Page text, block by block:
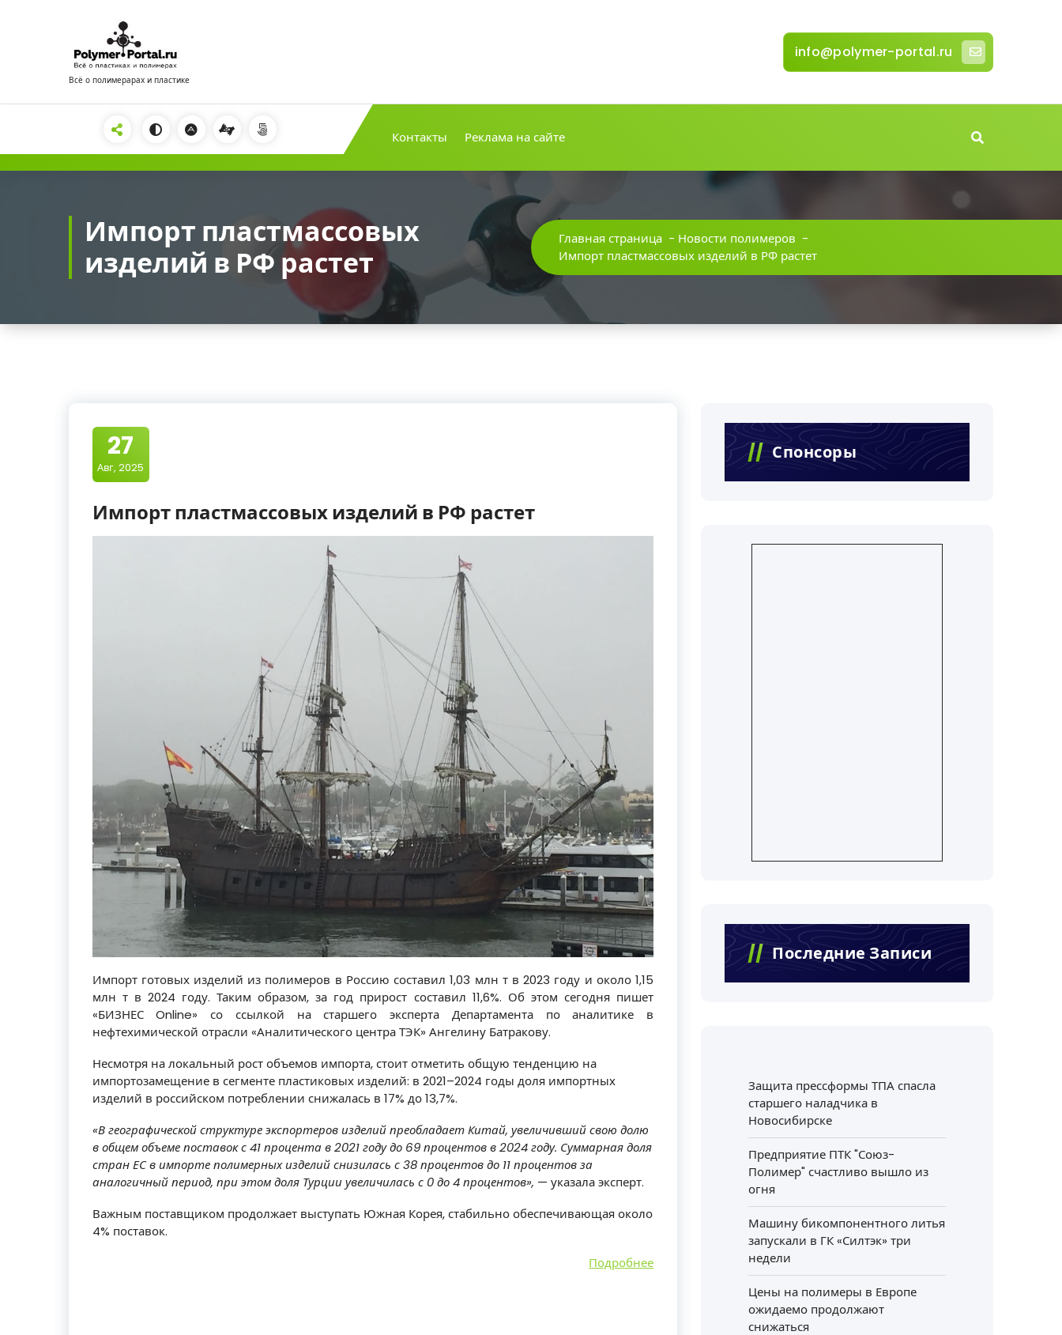
Всё о полимерарах и пластике
info@polymer-portal.ru
Контакты Реклама на сайте
Импорт пластмассовых
изделий в РФ растет
Главная страница - Новости полимеров -
Импорт пластмассовых изделий в РФ растет
27
Авг, 2025
Импорт пластмассовых изделий в РФ растет
Импорт готовых изделий из полимеров в Россию составил 1,03 млн т в 2023 году и около 1,15
млн т в 2024 году. Таким образом, за год прирост составил 11,6%. Об этом сегодня пишет
«БИЗНЕС Online» со ссылкой на старшего эксперта Департамента по аналитике в
нефтехимической отрасли «Аналитического центра ТЭК» Ангелину Батракову.
Несмотря на локальный рост объемов импорта, стоит отметить общую тенденцию на
импортозамещение в сегменте пластиковых изделий: в 2021–2024 годы доля импортных
изделий в российском потреблении снижалась в 17% до 13,7%.
«В географической структуре экспортеров изделий преобладает Китай, увеличивший свою долю
в общем объеме поставок с 41 процента в 2021 году до 69 процентов в 2024 году. Суммарная доля
стран ЕС в импорте полимерных изделий снизилась с 38 процентов до 11 процентов за
аналогичный период, при этом доля Турции увеличилась с 0 до 4 процентов», — указала эксперт.
Важным поставщиком продолжает выступать Южная Корея, стабильно обеспечивающая около
4% поставок.
Подробнее
Спонсоры
Последние Записи
Защита прессформы ТПА спасла
старшего наладчика в
Новосибирске
Предприятие ПТК "Союз-
Полимер" счастливо вышло из
огня
Машину бикомпонентного литья
запускали в ГК «Силтэк» три
недели
Цены на полимеры в Европе
ожидаемо продолжают
снижаться